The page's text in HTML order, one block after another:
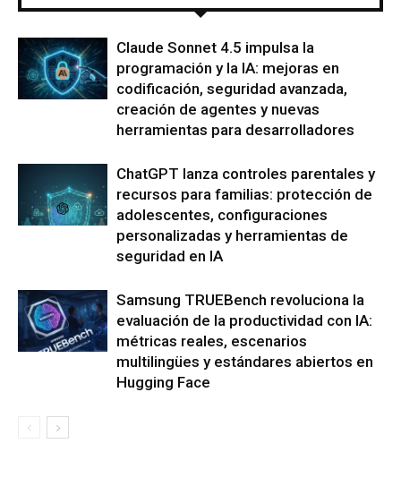
Claude Sonnet 4.5 impulsa la
programación y la IA: mejoras en
codificación, seguridad avanzada,
creación de agentes y nuevas
herramientas para desarrolladores
ChatGPT lanza controles parentales y
recursos para familias: protección de
adolescentes, configuraciones
personalizadas y herramientas de
seguridad en IA
Samsung TRUEBench revoluciona la
evaluación de la productividad con IA:
métricas reales, escenarios
multilingües y estándares abiertos en
Hugging Face